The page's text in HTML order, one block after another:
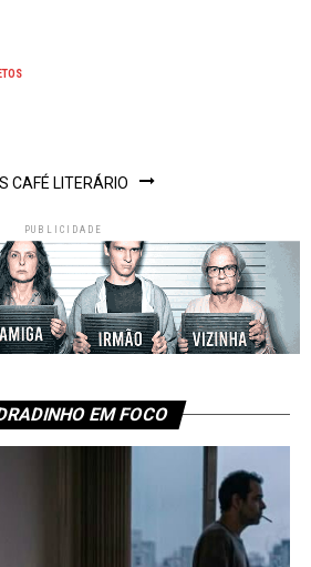
CAFÉ LITERÁRIO
PUBLICIDADE
EM FOCO